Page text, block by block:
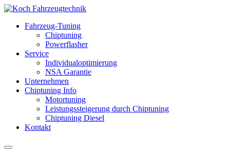
Fahrzeug-Tuning
Chiptuning
Powerflasher
Service
Individualoptimierung
NSA Garantie
Unternehmen
Chiptuning Info
Motortuning
Leistungssteigerung durch Chiptuning
Chiptuning Diesel
Kontakt